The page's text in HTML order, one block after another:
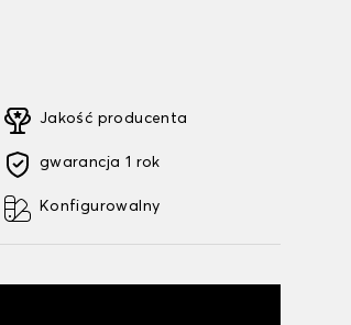
Jakość producenta
gwarancja 1 rok
Konfigurowalny